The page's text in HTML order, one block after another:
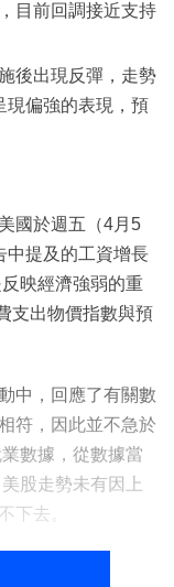
目前回調接近支持
後出現反彈，走勢
現偏強的表現，預
國於週五（4月5
中提及的工資增長
映經濟強弱的重
支出物價指數與預
中，回應了有關數
符，因此並不急於
數據，從數據當
股走勢未有因上
下去。